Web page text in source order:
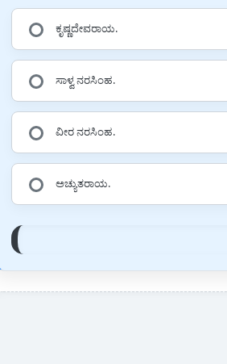
ಕೃಷ್ಣದೇವರಾಯ.
ಸಾಳ್ವ ನರಸಿಂಹ.
ವೀರ ನರಸಿಂಹ.
ಅಚ್ಯುತರಾಯ.